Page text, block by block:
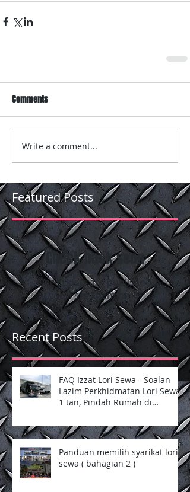
Comments
Write a comment...
Featured Posts
Check back soon
Once posts are published,
you’ll see them here.
Recent Posts
FAQ Izzat Lori Sewa - Soalan
Lazim Perkhidmatan Lori Sewa
1 tan, Pindah Rumah di
Panduan memilih syarikat lori
sewa ( bahagian 2 )